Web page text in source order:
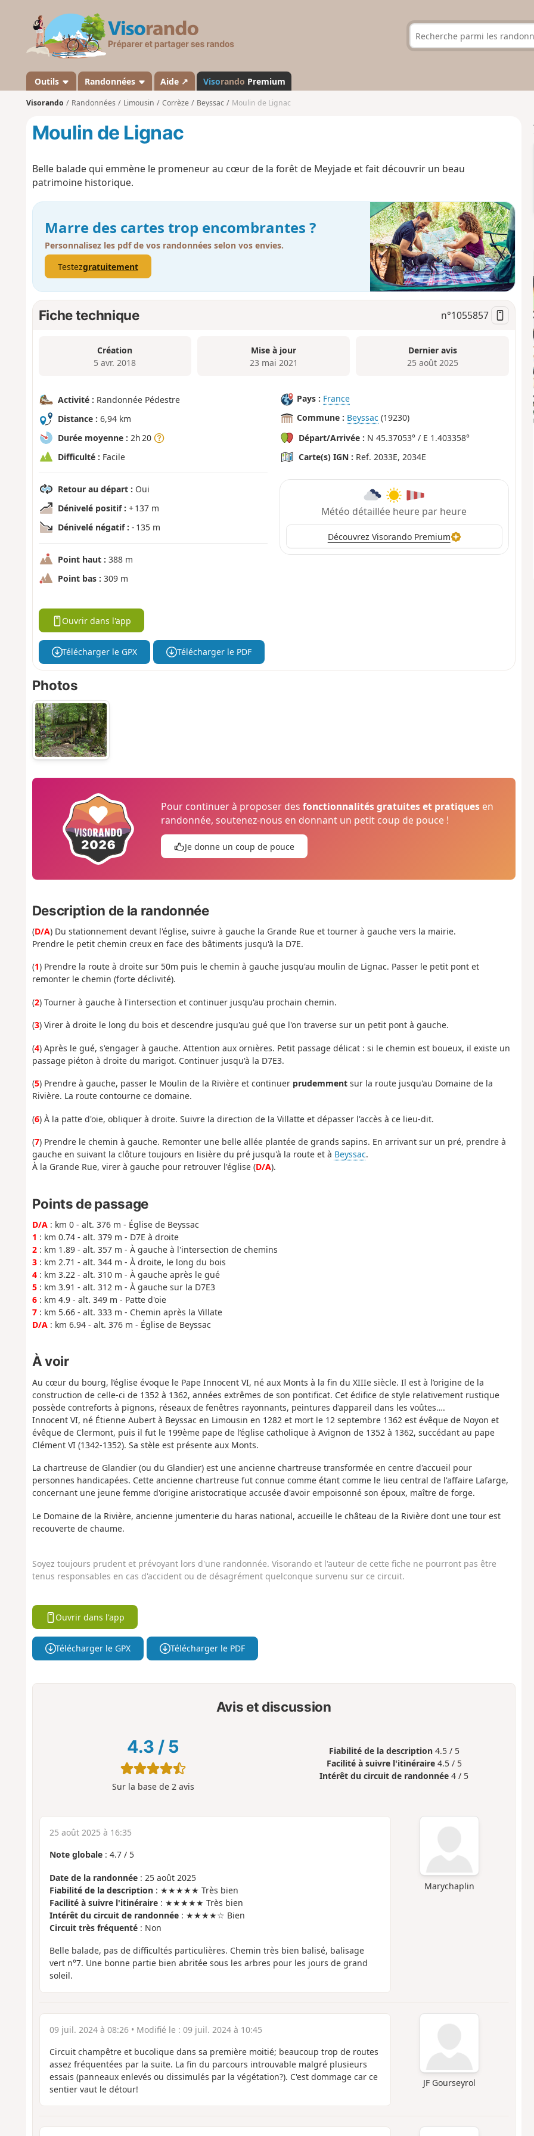
s
a
n
d
Outils Randonnées Aide ↗ Visorando Premium
Visorando Randonnées Limousin Corrèze Beyssac Moulin de Lignac
Moulin de Lignac
Belle balade qui emmène le promeneur au cœur de la forêt de Meyjade et fait découvrir un beau
patrimoine historique.
Marre des cartes trop encombrantes ?
Personnalisez les pdf de vos randonnées selon vos envies.
Testezgratuitement
Fiche technique n°1055857
Création
5 avr. 2018
Mise à jour
23 mai 2021
Dernier avis
25 août 2025
Activité : Randonnée Pédestre
Distance : 6,94 km
Durée moyenne : 2h 20
Difficulté : Facile
Retour au départ : Oui
Dénivelé positif : + 137 m
Dénivelé négatif : - 135 m
Point haut : 388 m
Point bas : 309 m
Pays : France
Commune : Beyssac (19230)
Départ/Arrivée : N 45.37053° / E 1.403358°
Carte(s) IGN : Ref. 2033E, 2034E
Météo détaillée heure par heure
Découvrez Visorando Premium
Ouvrir dans l'app
Télécharger le GPX Télécharger le PDF
Photos
Pour continuer à proposer desfonctionnalités gratuites et pratiques en
randonnée, soutenez-nous en donnant un petit coup de pouce !
Je donne un coup de pouce
Description de la randonnée
(D/A) Du stationnement devant l'église, suivre à gauche la Grande Rue et tourner à gauche vers la mairie.
Prendre le petit chemin creux en face des bâtiments jusqu'à la D7E.
(1) Prendre la route à droite sur 50m puis le chemin à gauche jusqu'au moulin de Lignac. Passer le petit pont et
remonter le chemin (forte déclivité).
(2) Tourner à gauche à l'intersection et continuer jusqu'au prochain chemin.
(3) Virer à droite le long du bois et descendre jusqu'au gué que l'on traverse sur un petit pont à gauche.
(4) Après le gué, s'engager à gauche. Attention aux ornières. Petit passage délicat : si le chemin est boueux, il existe un
passage piéton à droite du marigot. Continuer jusqu'à la D7E3.
(5) Prendre à gauche, passer le Moulin de la Rivière et continuer prudemmentsur la route jusqu'au Domaine de la
Rivière. La route contourne ce domaine.
(6) À la patte d'oie, obliquer à droite. Suivre la direction de la Villatte et dépasser l'accès à ce lieu-dit.
(7) Prendre le chemin à gauche. Remonter une belle allée plantée de grands sapins. En arrivant sur un pré, prendre à
gauche en suivant la clôture toujours en lisière du pré jusqu'à la route et à Beyssac.
À la Grande Rue, virer à gauche pour retrouver l'église (D/A).
Points de passage
D/A: km 0 - alt. 376 m - Église de Beyssac
1 : km 0.74 - alt. 379 m - D7E à droite
2: km 1.89 - alt. 357 m - À gauche à l'intersection de chemins
3: km 2.71 - alt. 344 m - À droite, le long du bois
4: km 3.22 - alt. 310 m - À gauche après le gué
5: km 3.91 - alt. 312 m - À gauche sur la D7E3
6: km 4.9 - alt. 349 m - Patte d'oie
7: km 5.66 - alt. 333 m - Chemin après la Villate
D/A: km 6.94 - alt. 376 m - Église de Beyssac
À voir
Au cœur du bourg, l’église évoque le Pape Innocent VI, né aux Monts à la fin du XIIIe siècle. Il est à l’origine de la
construction de celle-ci de 1352 à 1362, années extrêmes de son pontificat. Cet édifice de style relativement rustique
possède contreforts à pignons, réseaux de fenêtres rayonnants, peintures d’appareil dans les voûtes….
Innocent VI, né Étienne Aubert à Beyssac en Limousin en 1282 et mort le 12 septembre 1362 est évêque de Noyon et
évêque de Clermont, puis il fut le 199ème pape de l’église catholique à Avignon de 1352 à 1362, succédant au pape
Clément VI (1342-1352). Sa stèle est présente aux Monts.
La chartreuse de Glandier (ou du Glandier) est une ancienne chartreuse transformée en centre d'accueil pour
personnes handicapées. Cette ancienne chartreuse fut connue comme étant comme le lieu central de l'affaire Lafarge,
concernant une jeune femme d'origine aristocratique accusée d'avoir empoisonné son époux, maître de forge.
Le Domaine de la Rivière, ancienne jumenterie du haras national, accueille le château de la Rivière dont une tour est
recouverte de chaume.
Soyez toujours prudent et prévoyant lors d'une randonnée. Visorando et l'auteur de cette fiche ne pourront pas être
tenus responsables en cas d'accident ou de désagrément quelconque survenu sur ce circuit.
Ouvrir dans l'app
Télécharger le GPX Télécharger le PDF
Avis et discussion
4.3 / 5
Sur la base de 2avis
Fiabilité de la description 4.5 / 5
Facilité à suivre l'itinéraire 4.5 / 5
Intérêt du circuit de randonnée 4 / 5
Marychaplin
25 août 2025 à 16:35
Note globale: 4.7/ 5
Date de la randonnée: 25 août 2025
Fiabilité de la description: ★★★★★ Très bien
Facilité à suivre l'itinéraire: ★★★★★ Très bien
Intérêt du circuit de randonnée: ★★★★☆ Bien
Circuit très fréquenté: Non
Belle balade, pas de difficultés particulières. Chemin très bien balisé, balisage
vert n°7. Une bonne partie bien abritée sous les arbres pour les jours de grand
soleil.
JF Gourseyrol
09 juil. 2024 à 08:26• Modifié le : 09 juil. 2024 à 10:45
Circuit champêtre et bucolique dans sa première moitié; beaucoup trop de routes
assez fréquentées par la suite. La fin du parcours introuvable malgré plusieurs
essais (panneaux enlevés ou dissimulés par la végétation?). C'est dommage car ce
sentier vaut le détour!